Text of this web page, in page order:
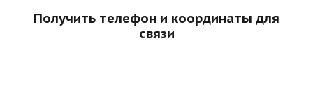
Получить телефон и координаты для
связи